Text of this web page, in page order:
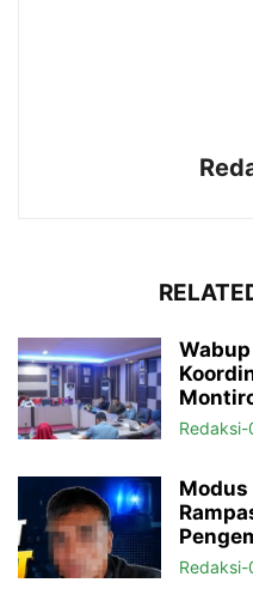
Redaksi-
Modus
Redaksi-